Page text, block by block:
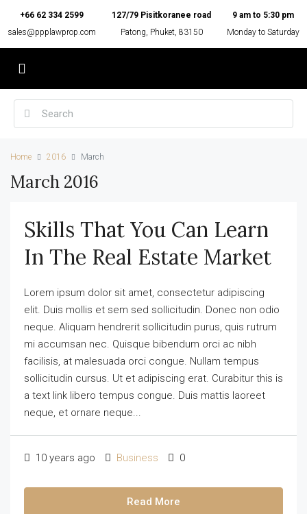
+66 62 334 2599
sales@ppplawprop.com
127/79 Pisitkoranee road
Patong, Phuket, 83150
9 am to 5:30 pm
Monday to Saturday
Home 2016 March
March 2016
Skills That You Can Learn
In The Real Estate Market
Lorem ipsum dolor sit amet, consectetur adipiscing
elit. Duis mollis et sem sed sollicitudin. Donec non odio
neque. Aliquam hendrerit sollicitudin purus, quis rutrum
mi accumsan nec. Quisque bibendum orci ac nibh
facilisis, at malesuada orci congue. Nullam tempus
sollicitudin cursus. Ut et adipiscing erat. Curabitur this is
a text link libero tempus congue. Duis mattis laoreet
neque, et ornare neque...
10 years ago Business 0
Read More